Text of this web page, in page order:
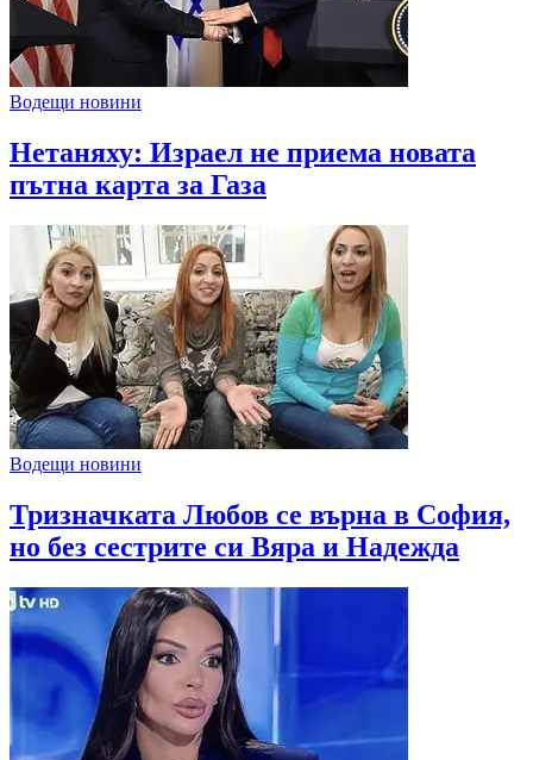
Водещи новини
Нетаняху: Израел не приема новата
пътна карта за Газа
Водещи новини
Тризначката Любов се върна в София,
но без сестрите си Вяра и Надежда